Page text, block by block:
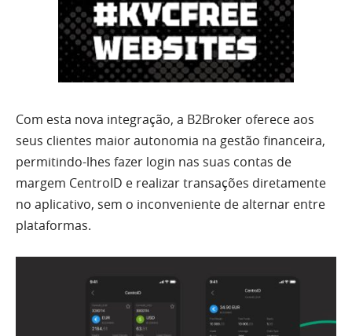
Com esta nova integração, a B2Broker oferece aos
seus clientes maior autonomia na gestão financeira,
permitindo-lhes fazer login nas suas contas de
margem CentroID e realizar transações diretamente
no aplicativo, sem o inconveniente de alternar entre
plataformas.